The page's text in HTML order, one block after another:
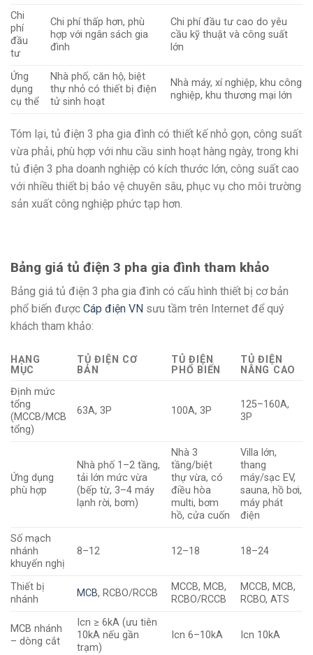
Chi
phí
đầu
tư
Chi phí thấp hơn, phù
hợp với ngân sách gia
đình
Chi phí đầu tư cao do yêu
cầu kỹ thuật và công suất
lớn
Ứng
dụng
cụ thể
Nhà phố, căn hộ, biệt
thự nhỏ có thiết bị điện
tử sinh hoạt
Nhà máy, xí nghiệp, khu công
nghiệp, khu thương mại lớn
Tóm lại, tủ điện 3 pha gia đình có thiết kế nhỏ gọn, công suất
vừa phải, phù hợp với nhu cầu sinh hoạt hàng ngày, trong khi
tủ điện 3 pha doanh nghiệp có kích thước lớn, công suất cao
với nhiều thiết bị bảo vệ chuyên sâu, phục vụ cho môi trường
sản xuất công nghiệp phức tạp hơn.
Bảng giá tủ điện 3 pha gia đình tham khảo
Bảng giá tủ điện 3 pha gia đình có cấu hình thiết bị cơ bản
phổ biến được Cáp điện VN sưu tầm trên Internet để quý
khách tham khảo:
HẠNG
MỤC
TỦ ĐIỆN CƠ
BẢN
TỦ ĐIỆN
PHỔ BIẾN
TỦ ĐIỆN
NÂNG CAO
Định mức
tổng
(MCCB/MCB
tổng)
63A, 3P 100A, 3P
125–160A,
3P
Ứng dụng
phù hợp
Nhà phố 1–2 tầng,
tải lớn mức vừa
(bếp từ, 3–4 máy
lạnh rời, bơm)
Nhà 3
tầng/biệt
thự vừa, có
điều hòa
multi, bơm
hồ, cửa cuốn
Villa lớn,
thang
máy/sạc EV,
sauna, hồ bơi,
máy phát
điện
Số mạch
nhánh
khuyến nghị
8–12 12–18 18–24
Thiết bị
nhánh
MCB, RCBO/RCCB
MCCB, MCB,
RCBO/RCCB
MCCB, MCB,
RCBO, ATS
MCB nhánh
– dòng cắt
Icn ≥ 6kA (ưu tiên
10kA nếu gần
trạm)
Icn 6–10kA Icn 10kA